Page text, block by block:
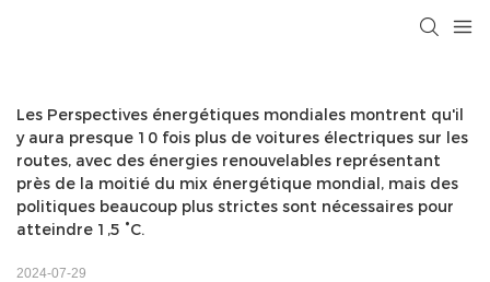
Les Perspectives énergétiques mondiales montrent qu'il
y aura presque 10 fois plus de voitures électriques sur les
routes, avec des énergies renouvelables représentant
près de la moitié du mix énergétique mondial, mais des
politiques beaucoup plus strictes sont nécessaires pour
atteindre 1,5 °C.
2024-07-29